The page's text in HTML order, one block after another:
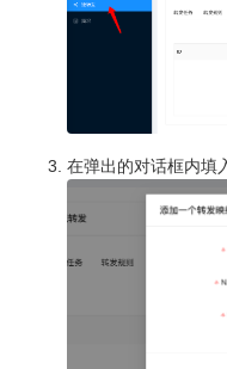
在弹出的对话框内填